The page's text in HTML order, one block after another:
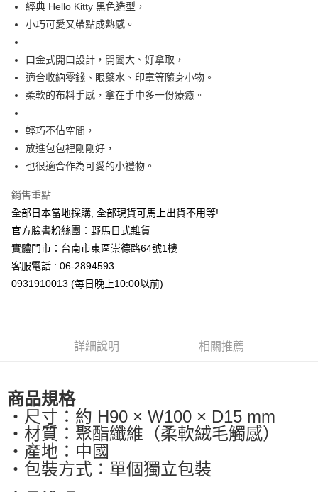
台新國際商業銀行
台灣樂天信用卡公司
Google Pay
運送方式
全家取貨付款
每筆NT$65，滿NT$999(含以上)免運費
付款後全家取貨
每筆NT$65，滿NT$999(含以上)免運費
每筆NT$65，滿NT$999(含以上)免運費
付款後7-11取貨
每筆NT$65，滿NT$999(含以上)免運費
宅配
每筆NT$100，滿NT$999(含以上)免運費
經典 Hello Kitty 黑色造型，
小巧可愛又帶點成熟感。
口金式開口設計，開闔大、好拿取，
適合收納零錢、眼藥水、印章等隨身小物。
柔軟的布料手感，拿在手中多一份療癒。
輕巧不佔空間，
放進包包裡剛剛好，
也很適合作為可愛的小禮物。
銷售重點
全部日本當地採購, 全部現貨可馬上出貨不用等!
官方臉書粉絲團：野馬日式雜貨
實體門市：台南市東區崇德路64號1樓
客服電話 : 06-2894593
0931910013 (每日晚上10:00以前)
詳細說明 相關推薦
商品規格
・尺寸：約 H90 × W100 × D15 mm
・材質：聚酯纖維（柔軟絨毛觸感）
・產地：中國
・包裝方式：單個獨立包裝